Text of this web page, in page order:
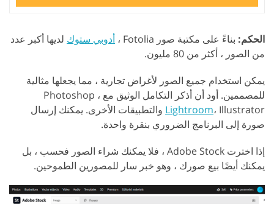
الحكم: بناءً على مكتبة صور Fotolia ، أدوبي ستوك لديها أكبر عدد
من الصور ، أكثر من 80 مليون.
يمكن استخدام جميع الصور لأغراض تجارية ، مما يجعلها مثالية
للمصممين. أود أن أذكر التكامل الوثيق مع Photoshop ،
Lightroom ، Illustrator والتطبيقات الأخرى. يمكنك إرسال
صورة إلى البرنامج الضروري بنقرة واحدة.
إذا اخترت Adobe Stock ، فلا يمكنك شراء الصور فحسب ، بل
يمكنك أيضًا بيع صورك ، وهو خبر سار للمصورين الطموحين.